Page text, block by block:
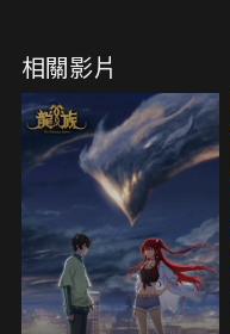
相關影片